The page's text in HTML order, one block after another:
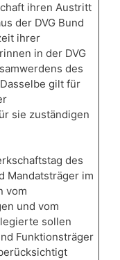
ihren Austritt
der DVG Bund
ihrer
in der DVG
des
gilt für
sie zuständigen
des
Mandatsträger im
vom
und vom
sollen
Funktionsträger